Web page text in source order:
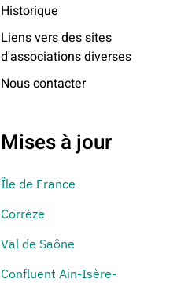
Historique
Liens vers des sites
d'associations diverses
Nous contacter
Mises à jour
Île de France
Corrèze
Val de Saône
Confluent Ain-Isère-